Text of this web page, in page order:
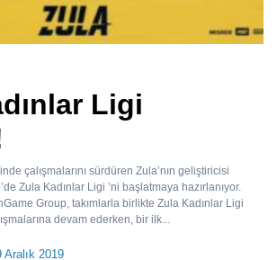
Ligi
çalışmalarını sürdüren Zula’nın geliştiricisi
Zula Kadınlar Ligi ’ni başlatmaya hazırlanıyor.
Group, takımlarla birlikte Zula Kadınlar Ligi
devam ederken, bir ilk...
Aralık 2019